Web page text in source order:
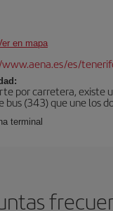
en mapa
es/
por carretera, existe
bus (343) que une los
terminal